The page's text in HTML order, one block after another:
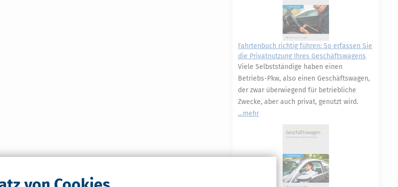
Fahrtenbuch richtig führen: So erfassen Sie
die Privatnutzung Ihres Geschäftswagens
Viele Selbstständige haben einen
Betriebs-Pkw, also einen Geschäftswagen,
der zwar überwiegend für betriebliche
Zwecke, aber auch privat, genutzt wird.
mehr